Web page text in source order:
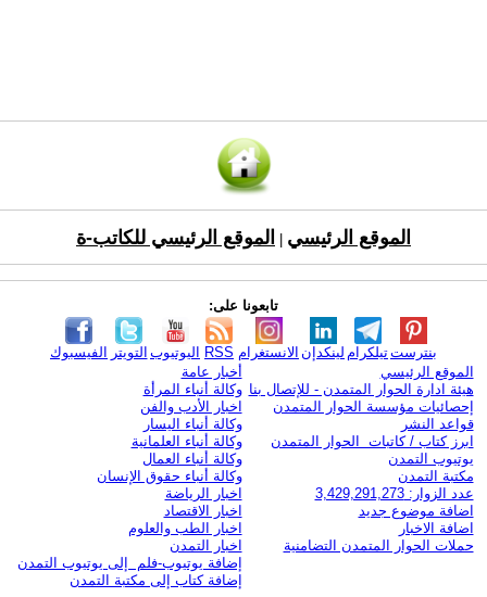
الموقع الرئيسي الموقع الرئيسي للكاتب-ة
تابعونا على:
الفيسبوك التويتر اليوتيوب RSS الانستغرام لينكدإن تيلكرامبنترست
الموقع الرئيسي
هيئة ادارة الحوار المتمدن - للإتصال بنا
إحصائيات مؤسسة الحوار المتمدن
قواعد النشر
ابرز كتاب / كاتبات الحوار المتمدن
يوتيوب التمدن
مكتبة التمدن
عدد الزوار: 3,429,291,273
اضافة موضوع جديد
اضافة الاخبار
حملات الحوار المتمدن التضامنية
أخبار عامة
وكالة أنباء المرأة
اخبار الأدب والفن
وكالة أنباء اليسار
وكالة أنباء العلمانية
وكالة أنباء العمال
وكالة أنباء حقوق الإنسان
اخبار الرياضة
اخبار الاقتصاد
اخبار الطب والعلوم
اخبار التمدن
إضافة يوتيوب-فلم إلى يوتيوب التمدن
إضافة كتاب إلى مكتبة التمدن